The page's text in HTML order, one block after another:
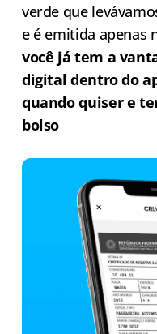
verde que
e é emitida apenas
você já tem a
digital dentro do
quando quiser e
bolso